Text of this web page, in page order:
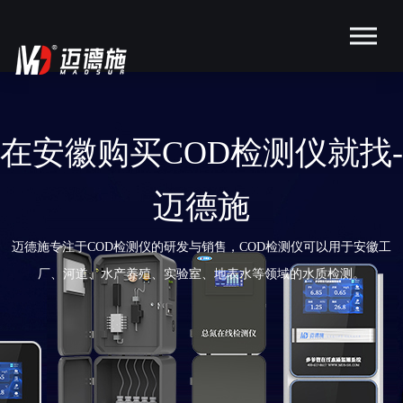
在安徽购买COD检测仪就找-
迈德施
迈德施专注于COD检测仪的研发与销售，COD检测仪可以用于安徽工
厂、河道、水产养殖、实验室、地表水等领域的水质检测。